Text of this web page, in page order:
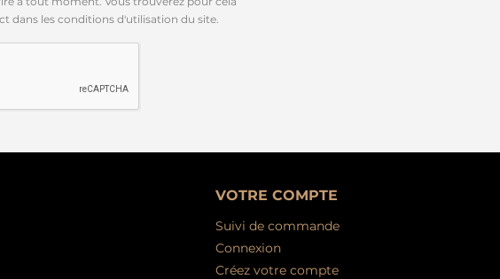
dans les conditions d'utilisation du site.
VOTRE COMPTE
Suivi de commande
Connexion
Créez votre compte